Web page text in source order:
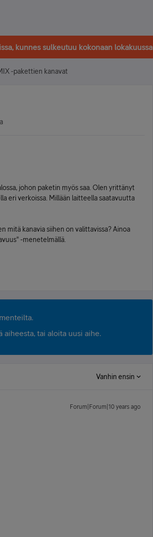
kunnes sulkeutuu kokonaan lokakuussa
-pakettien kanavat
johon paketin myös saa. Olen yrittänyt
eri verkoissa. Millään laitteella saatavuutta
mitä kanavia siihen on valittavissa? Ainoa
-menetelmällä.
aiheesta, tai aloita uusi aihe.
Vanhin ensin
Forum|Forum|10 years ago